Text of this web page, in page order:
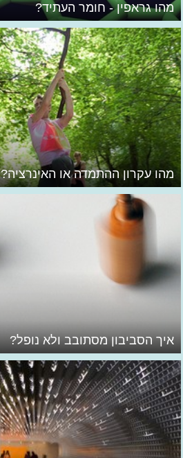
מהו גראפין - חומר העתיד?
מהו עקרון ההתמדה או האינרציה?
איך הסביבון מסתובב ולא נופל?